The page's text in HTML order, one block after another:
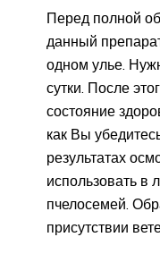
Перед полной
данный
одном улье.
сутки. После
состояние
как Вы
результатах
использовать в
пчелосемей.
присутствии